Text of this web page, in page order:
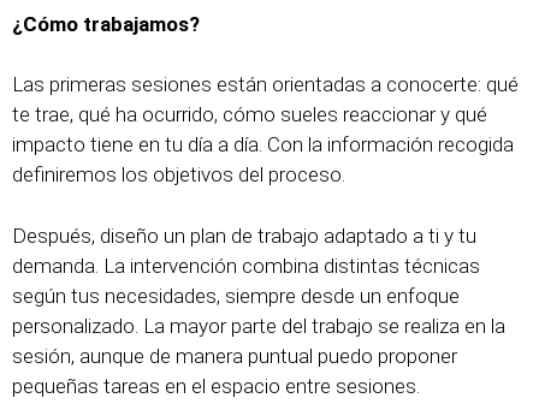
¿Cómo trabajamos?
Las primeras sesiones están orientadas a conocerte: qué
te trae, qué ha ocurrido, cómo sueles reaccionar y qué
impacto tiene en tu día a día. Con la información recogida
definiremos los objetivos del proceso.
Después, diseño un plan de trabajo adaptado a ti y tu
demanda. La intervención combina distintas técnicas
según tus necesidades, siempre desde un enfoque
personalizado. La mayor parte del trabajo se realiza en la
sesión, aunque de manera puntual puedo proponer
pequeñas tareas en el espacio entre sesiones.